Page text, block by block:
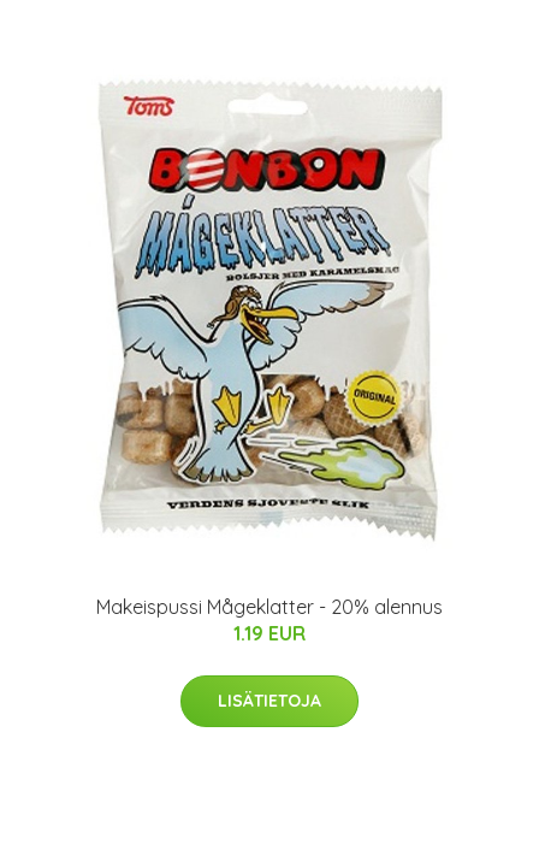
Makeispussi Mågeklatter - 20% alennus
1.19 EUR
LISÄTIETOJA